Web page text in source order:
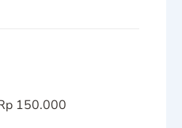
150.000